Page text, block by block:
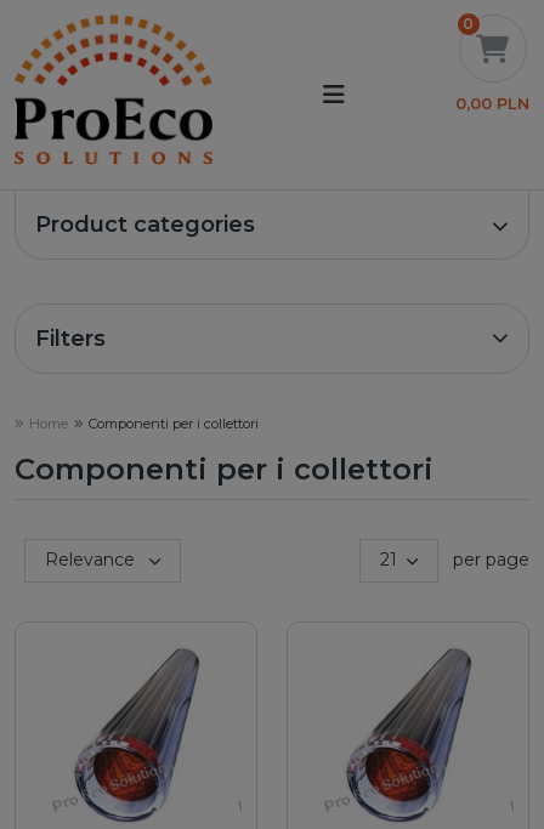
0
0,00 PLN
Product categories
Filters
Home Componenti per i collettori
Componenti per i collettori
Sort by:Relevance 21 per page